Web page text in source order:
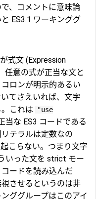
、コメントに意味論
ES3.1 ワーキンググ
式文 (Expression
任意の式が正当な文と
ロンが明示的あるい
てさえいれば、文字
これは
"use
当な ES3 コードである
テラルは定数なの
こらない。つまり文字
いった文を strict モー
ードを読み込んだ
させるというのは非
ググループはこのアイ